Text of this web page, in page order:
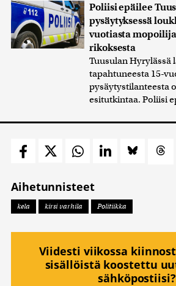
Poliisi epäilee
pysäytyksessä
vuotiasta
rikoksesta
Tuusulan Hyrylässä
tapahtuneesta 15-
pysäytystilanteesta
esitutkintaa. Poliisi
Aihetunnisteet
kela kirsi varhila Politiikka
Viidesti viikossa
sisällöistä koostettu
sähköpostiisi?